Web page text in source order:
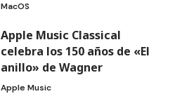
MacOS
Apple Music Classical
celebra los 150 años de «El
anillo» de Wagner
Apple Music